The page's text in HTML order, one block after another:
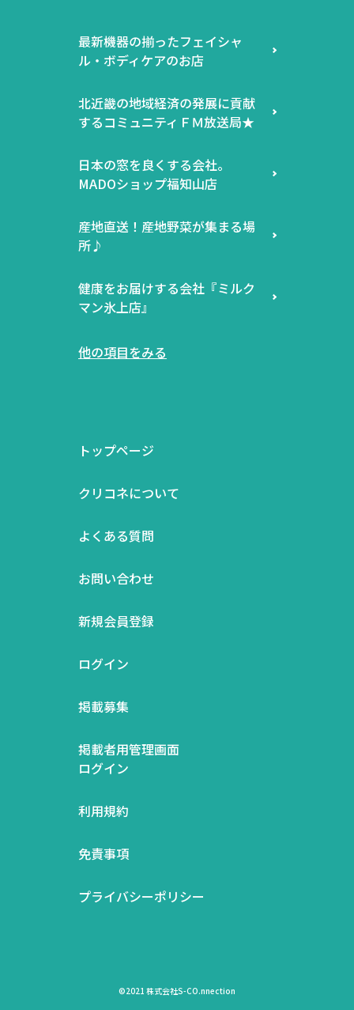
最新機器の揃ったフェイシャ
ル・ボディケアのお店
北近畿の地域経済の発展に貢献
するコミュニティＦＭ放送局★
日本の窓を良くする会社。
MADOショップ福知山店
産地直送！産地野菜が集まる場
所♪
健康をお届けする会社『ミルク
マン氷上店』
他の項目をみる
トップページ
クリコネについて
よくある質問
お問い合わせ
新規会員登録
ログイン
掲載募集
掲載者用管理画面
ログイン
利用規約
免責事項
プライバシーポリシー
©2021 株式会社S-CO.nnection